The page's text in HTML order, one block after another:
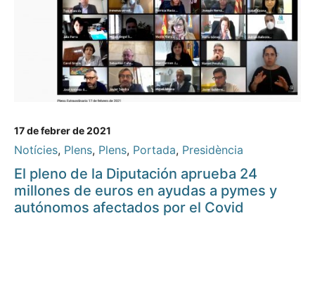
17 de febrer de 2021
Notícies, Plens, Plens, Portada, Presidència
El pleno de la Diputación aprueba 24
millones de euros en ayudas a pymes y
autónomos afectados por el Covid